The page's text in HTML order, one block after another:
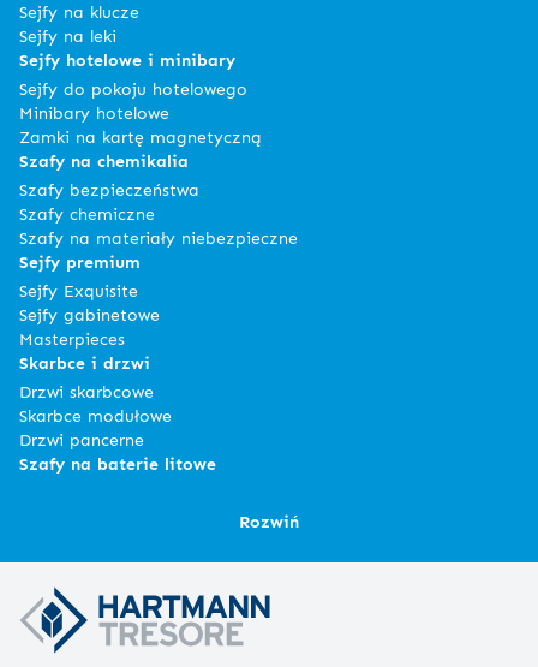
Sejfy na klucze
Sejfy na leki
Sejfy hotelowe i minibary
Sejfy do pokoju hotelowego
Minibary hotelowe
Zamki na kartę magnetyczną
Szafy na chemikalia
Szafy bezpieczeństwa
Szafy chemiczne
Szafy na materiały niebezpieczne
Sejfy premium
Sejfy Exquisite
Sejfy gabinetowe
Masterpieces
Skarbce i drzwi
Drzwi skarbcowe
Skarbce modułowe
Drzwi pancerne
Szafy na baterie litowe
Rozwiń